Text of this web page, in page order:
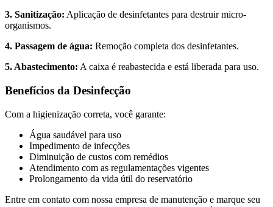
3. Sanitização: Aplicação de desinfetantes para destruir micro-
organismos.
4. Passagem de água: Remoção completa dos desinfetantes.
5. Abastecimento: A caixa é reabastecida e está liberada para uso.
Benefícios da Desinfecção
Com a higienização correta, você garante:
Água saudável para uso
Impedimento de infecções
Diminuição de custos com remédios
Atendimento com as regulamentações vigentes
Prolongamento da vida útil do reservatório
Entre em contato com nossa empresa de manutenção e marque seu